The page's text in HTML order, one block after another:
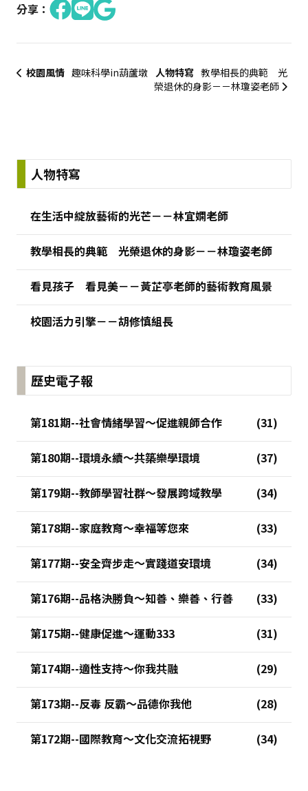
分享：
校園風情 趣味科學in葫蘆墩 人物特寫 教學相長的典範 光
榮退休的身影－－林瓊姿老師
人物特寫
在生活中綻放藝術的光芒－－林宜嫻老師
教學相長的典範 光榮退休的身影－－林瓊姿老師
看見孩子 看見美－－黃芷亭老師的藝術教育風景
校園活力引擎－－胡修慎組長
歷史電子報
第181期--社會情緒學習～促進親師合作
第180期--環境永續～共築樂學環境
第179期--教師學習社群～發展跨域教學
第178期--家庭教育～幸福等您來
第177期--安全齊步走～實踐道安環境
第176期--品格決勝負～知善、樂善、行善
第175期--健康促進～運動333
第174期--適性支持～你我共融
第173期--反毒 反霸～品德你我他
第172期--國際教育～文化交流拓視野